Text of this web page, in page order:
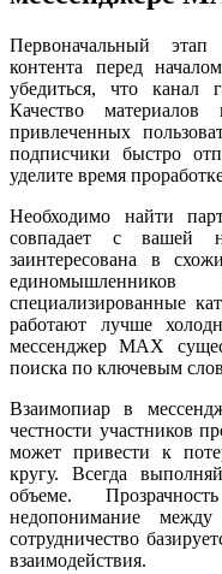
Первоначальный этап
контента перед
убедиться, что канал
Качество
привлеченных
подписчики быстро
уделите время
Необходимо найти
совпадает с вашей
заинтересована в
специализированные
работают лучше
мессенджер MAX
поиска по ключевым
Взаимопиар в
честности участников
может привести к
кругу. Всегда
объеме.
недопонимание между
сотрудничество
взаимодействия.